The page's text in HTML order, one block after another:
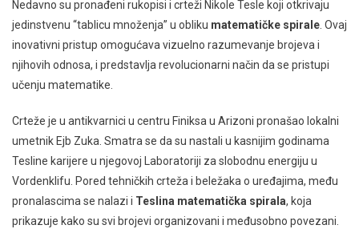
Nedavno su pronađeni rukopisi i crteži Nikole Tesle koji otkrivaju
jedinstvenu “tablicu množenja” u obliku matematičke spirale . Ovaj
inovativni pristup omogućava vizuelno razumevanje brojeva i
njihovih odnosa, i predstavlja revolucionarni način da se pristupi
učenju matematike.
Crteže je u antikvarnici u centru Finiksa u Arizoni pronašao lokalni
umetnik Ejb Zuka. Smatra se da su nastali u kasnijim godinama
Tesline karijere u njegovoj Laboratoriji za slobodnu energiju u
Vordenklifu. Pored tehničkih crteža i beležaka o uređajima, među
pronalascima se nalazi i Teslina matematička spirala, koja
prikazuje kako su svi brojevi organizovani i međusobno povezani.